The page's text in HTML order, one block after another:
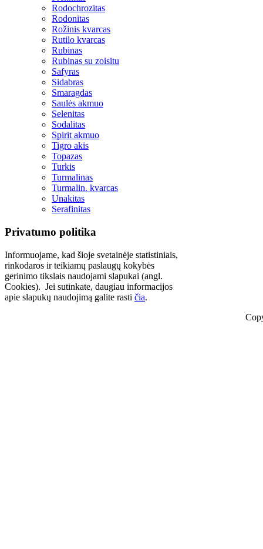
Rodochrozitas
Rodonitas
Rožinis kvarcas
Rutilo kvarcas
Rubinas
Rubinas su zoisitu
Safyras
Sidabras
Smaragdas
Saulės akmuo
Selenitas
Sodalitas
Spirit akmuo
Tigro akis
Topazas
Turkis
Turmalinas
Turmalin. kvarcas
Unakitas
Serafinitas
Privatumo politika
Informuojame, kad šioje svetainėje statistiniais,
rinkodaros ir teikiamų paslaugų kokybės
gerinimo tikslais naudojami slapukai (angl.
Cookies). Jei sutinkate, daugiau informacijos
apie slapukų naudojimą galite rasti čia.